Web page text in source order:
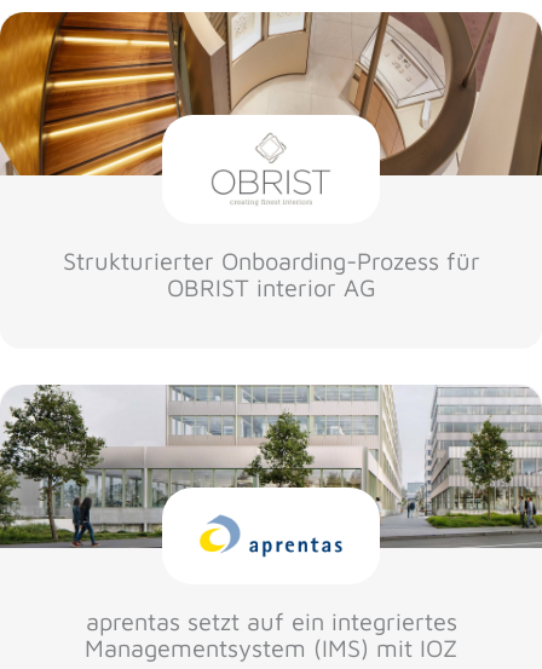
Strukturierter Onboarding-Prozess für
OBRIST interior AG
aprentas setzt auf ein integriertes
Managementsystem (IMS) mit IOZ